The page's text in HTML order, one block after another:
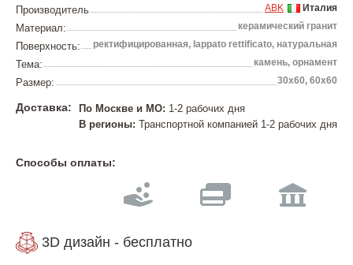
Производитель Италия
ABK
Материал: керамический гранит
Поверхность: ректифицированная, lappato rettificato, натуральная
Тема: камень, орнамент
Размер: 30х60, 60х60
Доставка: По Москве и МО: 1-2 рабочих дня
В регионы: Транспортной компанией 1-2 рабочих дня
Способы оплаты:
3D дизайн - бесплатно